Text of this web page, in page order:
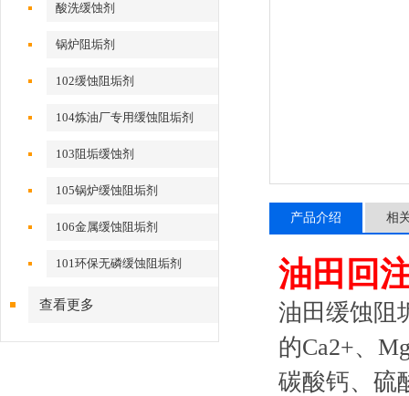
酸洗缓蚀剂
锅炉阻垢剂
102缓蚀阻垢剂
104炼油厂专用缓蚀阻垢剂
103阻垢缓蚀剂
105锅炉缓蚀阻垢剂
106金属缓蚀阻垢剂
101环保无磷缓蚀阻垢剂
查看更多
产品介绍 相
油田回
油田缓蚀阻
的Ca2+、
碳酸钙、硫